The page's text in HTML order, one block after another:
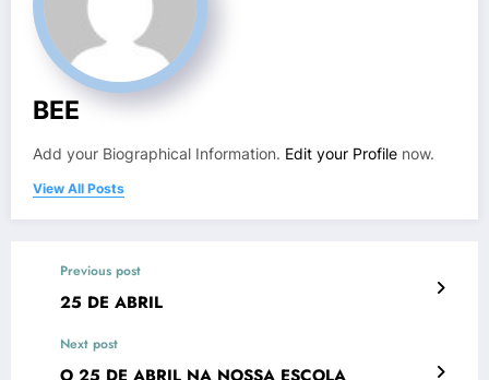
BEE
Add your Biographical Information. Edit your Profile now.
View All Posts
Previous post
25 DE ABRIL
Next post